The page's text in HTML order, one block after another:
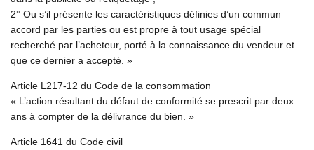
2° Ou s’il présente les caractéristiques définies d’un commun
accord par les parties ou est propre à tout usage spécial
recherché par l’acheteur, porté à la connaissance du vendeur et
que ce dernier a accepté. »
Article L217-12 du Code de la consommation
« L’action résultant du défaut de conformité se prescrit par deux
ans à compter de la délivrance du bien. »
Article 1641 du Code civil